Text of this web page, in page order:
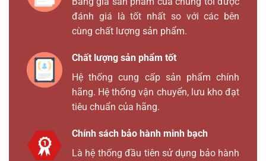
đánh giá là tốt nhất so với các bên
cùng chất lượng sản phẩm.
Chất lượng sản phẩm tốt
Hệ thống cung cấp sản phẩm chính
hãng. Hệ thống vận chuyển, lưu kho đạt
tiêu chuẩn của hãng.
Chính sách bảo hành minh bạch
Là hệ thống đầu tiên sử dụng bảo hành